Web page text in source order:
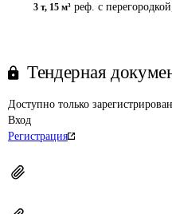
3 т, 15 м³ реф. с
Тендерная
Доступно только
Вход
Регистрация